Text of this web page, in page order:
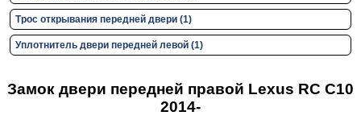
Трос открывания передней двери (1)
Уплотнитель двери передней левой (1)
Замок двери передней правой Lexus RC C10
2014-